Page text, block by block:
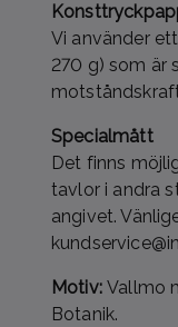
Vi använder
270 g) som är
Specialmått
Det finns
tavlor i andra
angivet.
Motiv:Vallmo
Botanik.